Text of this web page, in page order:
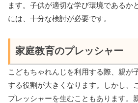
ます。子供が適切な学び環境であるか
には、十分な検討が必要です。
家庭教育のプレッシャー
こどもちゃれんじを利用する際、親が
する役割が大きくなります。しかし、
プレッシャーを生むこともあります。